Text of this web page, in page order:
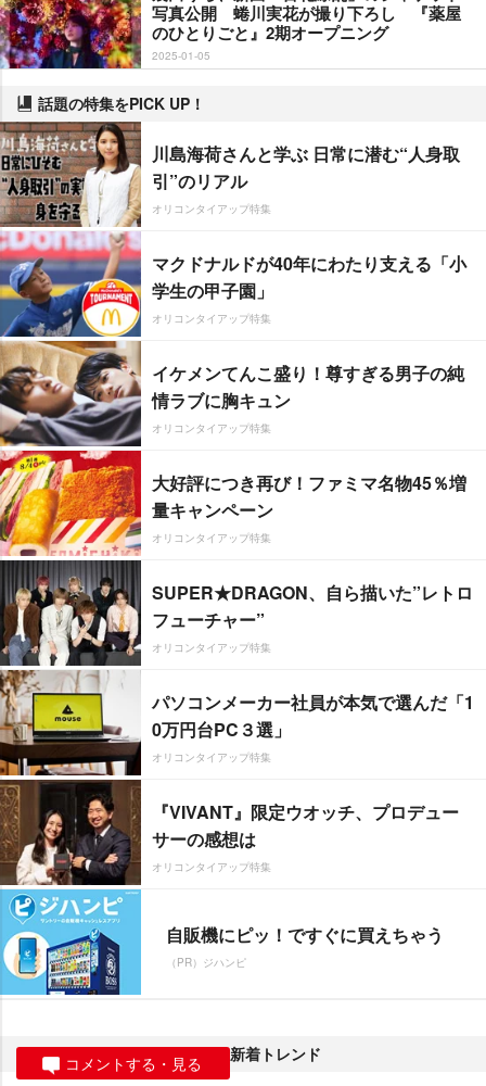
写真公開 蜷川実花が撮り下ろし 『薬屋
のひとりごと』2期オープニング
2025-01-05
話題の特集をPICK UP！
川島海荷さんと学ぶ 日常に潜む“人身取
引”のリアル
オリコンタイアップ特集
マクドナルドが40年にわたり支える「小
学生の甲子園」
オリコンタイアップ特集
イケメンてんこ盛り！尊すぎる男子の純
情ラブに胸キュン
オリコンタイアップ特集
大好評につき再び！ファミマ名物45％増
量キャンペーン
オリコンタイアップ特集
SUPER★DRAGON、自ら描いた”レトロ
フューチャー”
オリコンタイアップ特集
パソコンメーカー社員が本気で選んだ「1
0万円台PC３選」
オリコンタイアップ特集
『VIVANT』限定ウオッチ、プロデュー
サーの感想は
オリコンタイアップ特集
自販機にピッ！ですぐに買えちゃう
（PR）ジハンピ
コメントする・見る 新着トレンド